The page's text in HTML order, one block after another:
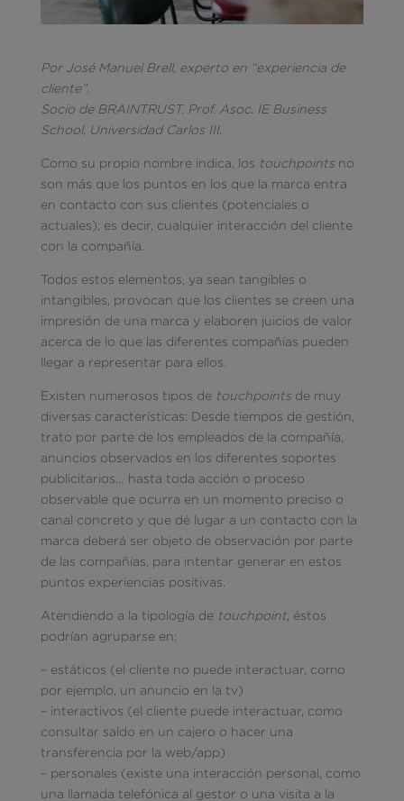
Por José Manuel Brell, experto en “experiencia de
cliente”.
Socio de BRAINTRUST. Prof. Asoc. IE Business
School, Universidad Carlos III.
Como su propio nombre indica, los touchpointsno
son más que los puntos en los que la marca entra
en contacto con sus clientes (potenciales o
actuales); es decir, cualquier interacción del cliente
con la compañía.
Todos estos elementos, ya sean tangibles o
intangibles, provocan que los clientes se creen una
impresión de una marca y elaboren juicios de valor
acerca de lo que las diferentes compañías pueden
llegar a representar para ellos.
Existen numerosos tipos de touchpointsde muy
diversas características: Desde tiempos de gestión,
trato por parte de los empleados de la compañía,
anuncios observados en los diferentes soportes
publicitarios… hasta toda acción o proceso
observable que ocurra en un momento preciso o
canal concreto y que dé lugar a un contacto con la
marca deberá ser objeto de observación por parte
de las compañías, para intentar generar en estos
puntos experiencias positivas.
Atendiendo a la tipología de touchpoint, éstos
podrían agruparse en:
– estáticos (el cliente no puede interactuar, como
por ejemplo, un anuncio en la tv)
– interactivos (el cliente puede interactuar, como
consultar saldo en un cajero o hacer una
transferencia por la web/app)
– personales (existe una interacción personal, como
una llamada telefónica al gestor o una visita a la